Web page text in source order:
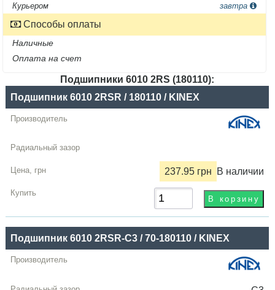
Курьером
завтра
Способы оплаты
Наличные
Оплата на счет
Подшипники 6010 2RS (180110):
Название
Производитель
Радиальный
зазор
Цена,
грн
Подшипник 6010 2RSR / 180110 / KINEX
237.95 грн В наличии
Подшипник 6010 2RSR-C3 / 70-180110 / KINEX